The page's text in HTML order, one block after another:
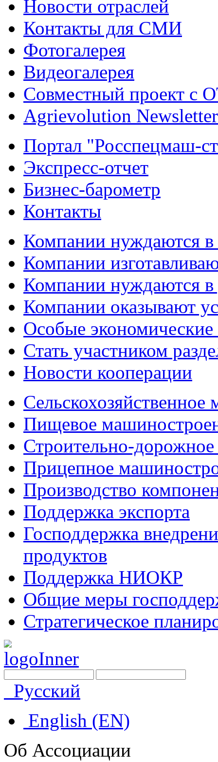
Новости отраслей
Контакты для СМИ
Фотогалерея
Видеогалерея
Совместный проект с
Agrievolution Newsletter
Портал "Росспецмаш-
Экспресс-отчет
Бизнес-барометр
Контакты
Компании нуждаются в
Компании
Компании нуждаются в
Компании оказывают
Особые
Стать участником
Новости кооперации
Пищевое
Строительно-
Прицепное
Производство
Поддержка экспорта
Господдержка
продуктов
Поддержка НИОКР
Общие меры
Стратегическое
Русский
English (EN)
Об Ассоциации